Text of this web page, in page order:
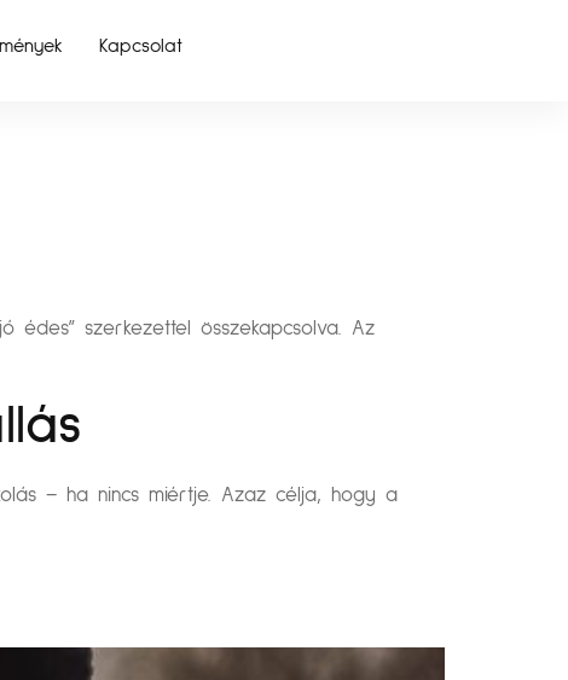
Kapcsolat
édes” szerkezettel összekapcsolva. Az
– ha nincs miértje. Azaz célja, hogy a